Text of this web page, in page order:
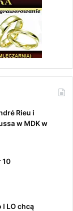
Rieu i
w MDK w
10
LO chcą